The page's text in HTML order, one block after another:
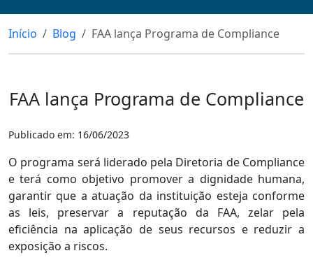
Início Blog FAA lança Programa de Compliance
FAA lança Programa de Compliance
Publicado em: 16/06/2023
O programa será liderado pela Diretoria de Compliance
e terá como objetivo promover a dignidade humana,
garantir que a atuação da instituição esteja conforme
as leis, preservar a reputação da FAA, zelar pela
eficiência na aplicação de seus recursos e reduzir a
exposição a riscos.